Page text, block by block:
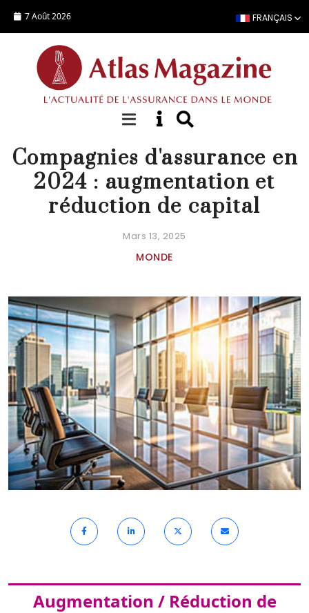
7 Août 2026 FRANÇAIS
FOCUS
Compagnies d'assurance en
2024 : augmentation et
réduction de capital
Mars 13, 2025
MONDE
Augmentation / Réduction de